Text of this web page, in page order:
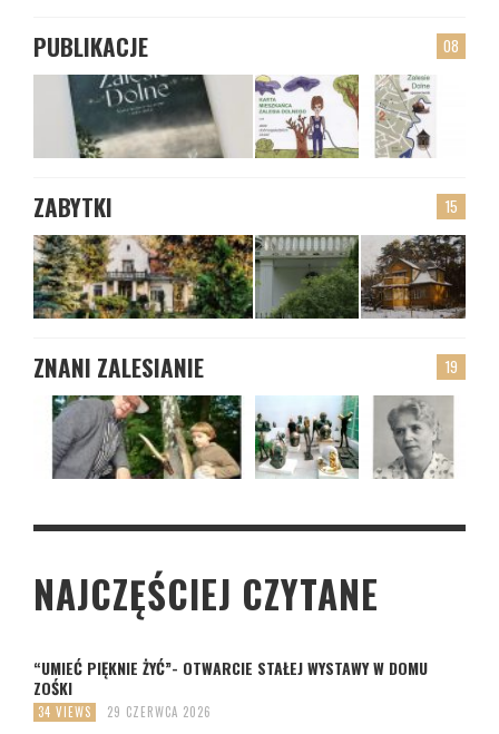
08
PUBLIKACJE
15
ZABYTKI
19
ZNANI ZALESIANIE
NAJCZĘŚCIEJ CZYTANE
“UMIEĆ PIĘKNIE ŻYĆ”- OTWARCIE STAŁEJ WYSTAWY W DOMU
ZOŚKI
34 VIEWS 29 CZERWCA 2026